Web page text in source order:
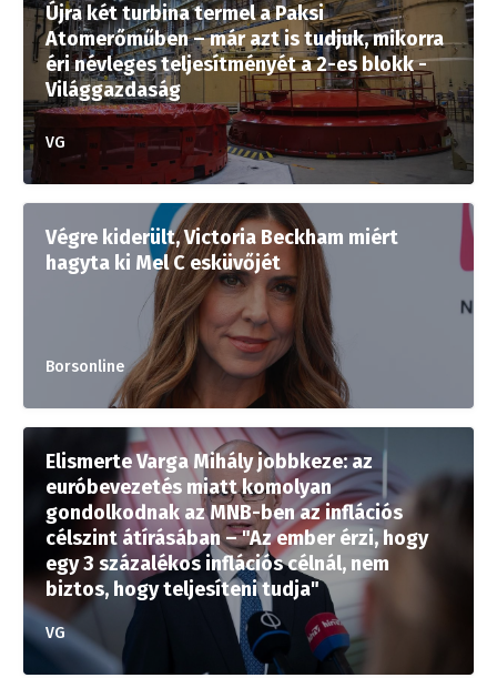
Újra két turbina termel a Paksi
Atomerőműben – már azt is tudjuk, mikorra
éri névleges teljesítményét a 2-es blokk -
Világgazdaság
VG
Végre kiderült, Victoria Beckham miért
hagyta ki Mel C esküvőjét
Borsonline
Elismerte Varga Mihály jobbkeze: az
euróbevezetés miatt komolyan
gondolkodnak az MNB-ben az inflációs
célszint átírásában – "Az ember érzi, hogy
egy 3 százalékos inflációs célnál, nem
biztos, hogy teljesíteni tudja"
VG